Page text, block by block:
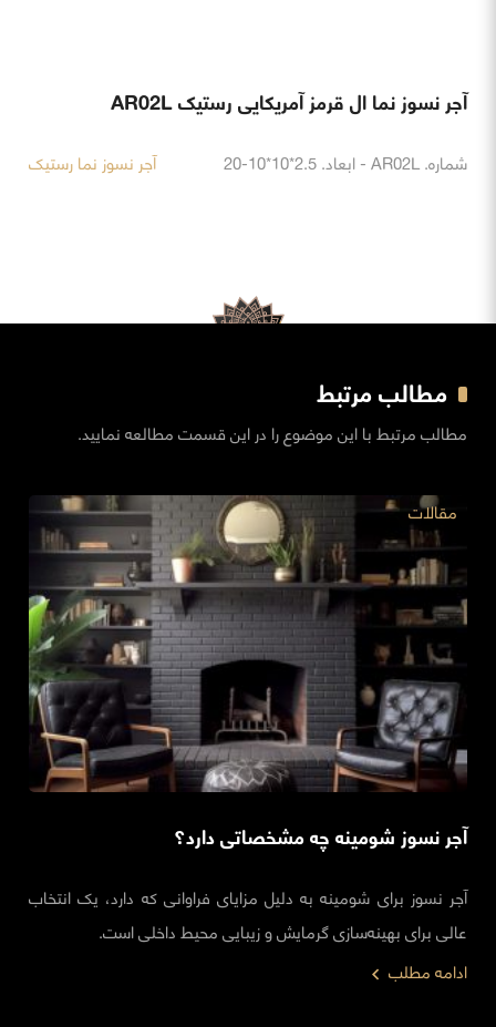
آجر نسوز نما ال قرمز آمریکایی رستیک AR02L
شماره. AR02L - ابعاد. 2.5*10*10-20 آجر نسوز نما رستیک
مطالب مرتبط
مطالب مرتبط با این موضوع را در این قسمت مطالعه نمایید.
آجر نسوز شومینه چه مشخصاتی دارد؟
آجر نسوز برای شومینه‌ به دلیل مزایای فراوانی که دارد، یک انتخاب
عالی برای بهینه‌سازی گرمایش و زیبایی محیط داخلی است.
مقالات
ادامه مطلب